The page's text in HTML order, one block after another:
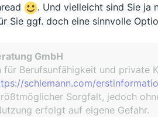
. Und vielleicht sind Sie ja
Sie ggf. doch eine sinnvolle
GmbH
Berufsunfähigkeit und private
schlemann.com/
Sorgfalt, jedoch
erfolgt auf eigene Gefahr.